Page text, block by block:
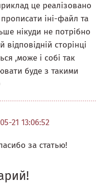
це реалізовано
іні-файл та
нікуди не потрібно
сторінці
,може і собі так
буде з такими
21 13:06:52
за статью!